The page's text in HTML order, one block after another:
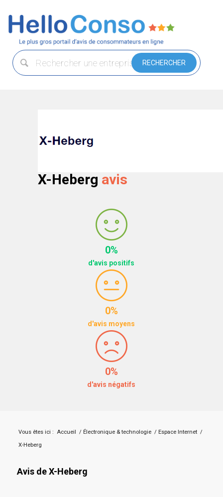
X-Heberg avis
0%
d'avis positifs
0%
d'avis moyens
0%
d'avis négatifs
Vous êtes ici : Accueil / Électronique & technologie / Espace Internet /
X-Heberg
Avis de X-Heberg